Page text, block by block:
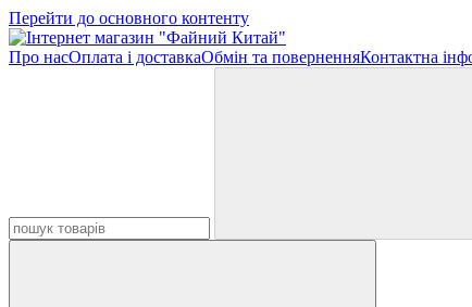
Перейти до основного контенту
Про насОплата і доставкаОбмін та поверненняКонтактна